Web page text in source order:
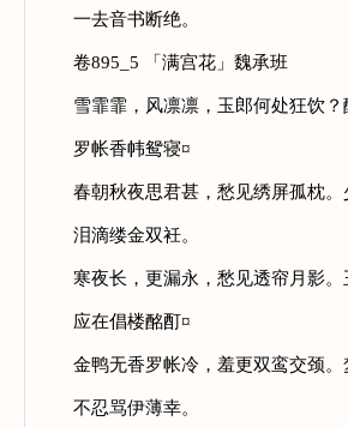
一去音书断绝。
卷895_5 「满宫花」魏承班
雪霏霏，风凛凛，玉郎何处狂饮？
罗帐香帏鸳寝¤
春朝秋夜思君甚，愁见绣屏孤枕。
泪滴缕金双衽。
寒夜长，更漏永，愁见透帘月影。
应在倡楼酩酊¤
金鸭无香罗帐冷，羞更双鸾交颈。
不忍骂伊薄幸。